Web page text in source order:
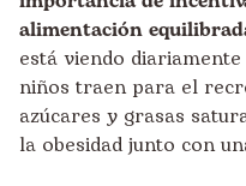
alimentación
está viendo
niños traen para el
azúcares y grasas
la obesidad junto con